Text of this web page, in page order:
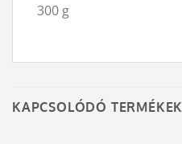
300 g
KAPCSOLÓDÓ TERMÉKEK